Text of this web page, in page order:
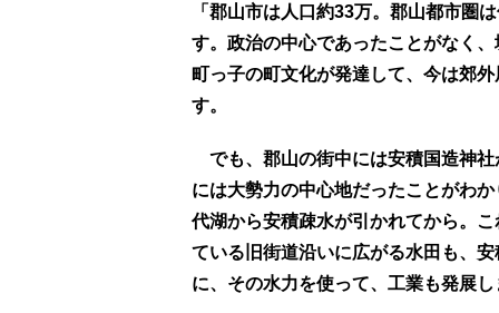
「郡山市は人口約33万。郡山都市圏
す。政治の中心であったことがなく
町っ子の町文化が発達して、今は郊
す。
でも、郡山の街中には安積国造神
には大勢力の中心地だったことがわ
代湖から安積疎水が引かれてから。
ている旧街道沿いに広がる水田も、
に、その水力を使って、工業も発展